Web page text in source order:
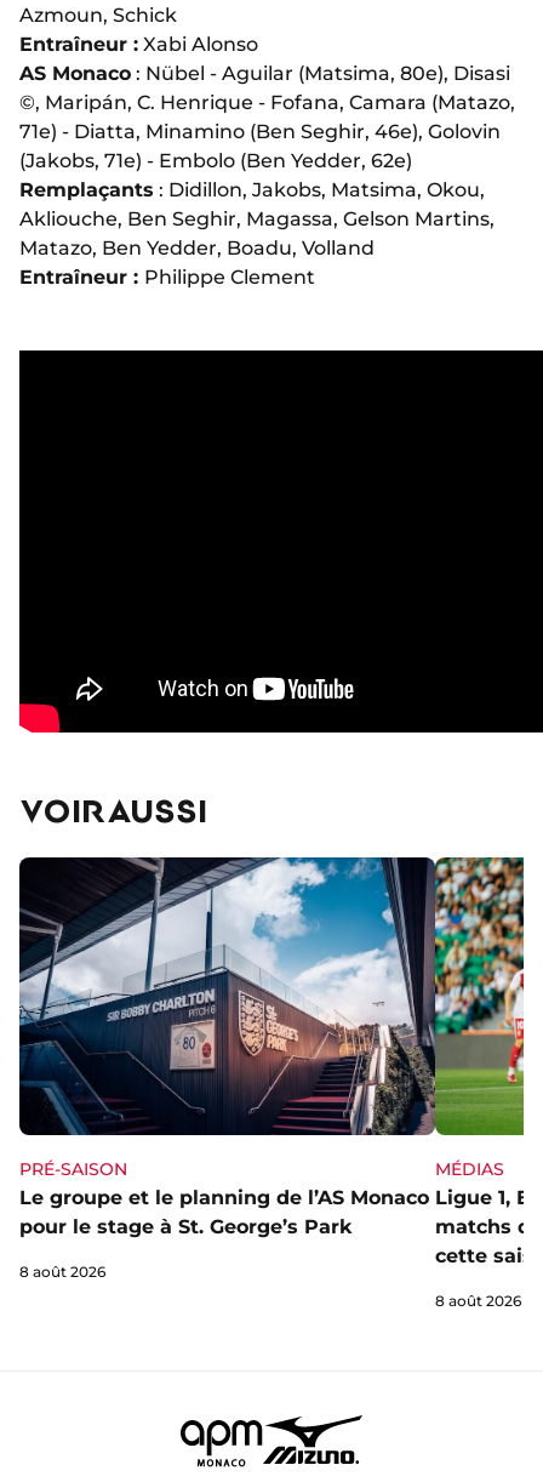
Azmoun, Schick
Entraîneur : Xabi Alonso
AS Monaco : Nübel - Aguilar (Matsima, 80e), Disasi
©, Maripán, C. Henrique - Fofana, Camara (Matazo,
71e) - Diatta, Minamino (Ben Seghir, 46e), Golovin
(Jakobs, 71e) - Embolo (Ben Yedder, 62e)
Remplaçants : Didillon, Jakobs, Matsima, Okou,
Akliouche, Ben Seghir, Magassa, Gelson Martins,
Matazo, Ben Yedder, Boadu, Volland
Entraîneur : Philippe Clement
VOIR AUSSI
PRÉ-SAISON
Le groupe et le planning de l’AS Monaco
pour le stage à St. George’s Park
8 août 2026
MÉDIAS
Ligue 1,
matchs
cette
8 août 2026